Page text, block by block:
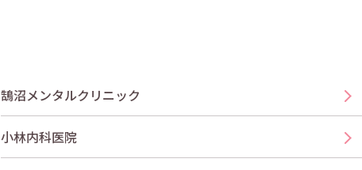
鵠沼メンタルクリニック
小林内科医院